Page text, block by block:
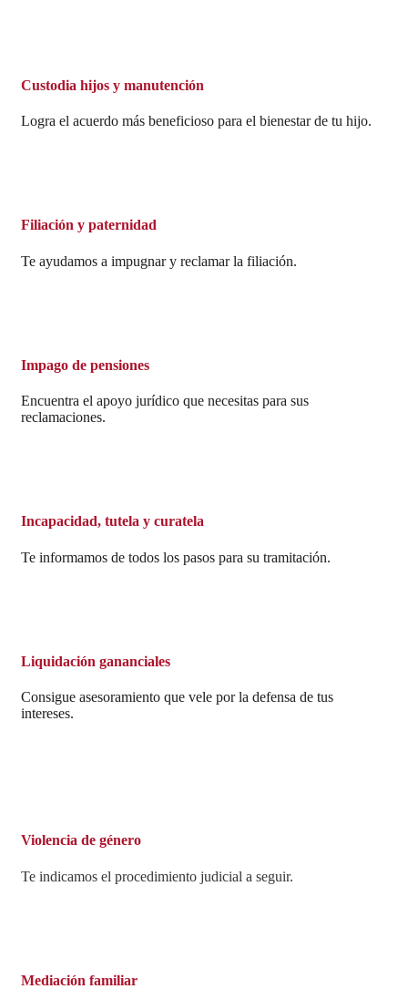
Custodia hijos y manutención
Logra el acuerdo más beneficioso para el bienestar de tu hijo.
Filiación y paternidad
Te ayudamos a impugnar y reclamar la filiación.
Impago de pensiones
Encuentra el apoyo jurídico que necesitas para sus
reclamaciones.
Incapacidad, tutela y curatela
Te informamos de todos los pasos para su tramitación.
Liquidación gananciales
Consigue asesoramiento que vele por la defensa de tus
intereses.
Violencia de género
Te indicamos el procedimiento judicial a seguir.
Mediación familiar